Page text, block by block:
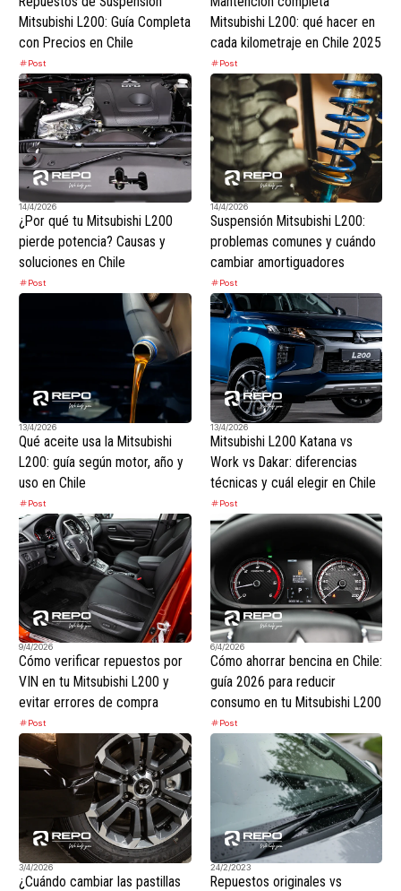
Mitsubishi L200: Guía Completa
con Precios en Chile
Post
Mitsubishi L200: qué hacer en
cada kilometraje en Chile 2025
Post
14/4/2026
¿Por qué tu Mitsubishi L200
pierde potencia? Causas y
soluciones en Chile
Post
14/4/2026
Suspensión Mitsubishi L200:
problemas comunes y cuándo
cambiar amortiguadores
Post
13/4/2026
Qué aceite usa la Mitsubishi
L200: guía según motor, año y
uso en Chile
Post
13/4/2026
Mitsubishi L200 Katana vs
Work vs Dakar: diferencias
técnicas y cuál elegir en Chile
Post
9/4/2026
Cómo verificar repuestos por
VIN en tu Mitsubishi L200 y
evitar errores de compra
Post
6/4/2026
Cómo ahorrar bencina en Chile:
guía 2026 para reducir
consumo en tu Mitsubishi L200
Post
3/4/2026
¿Cuándo cambiar las pastillas
24/2/2023
Repuestos originales vs